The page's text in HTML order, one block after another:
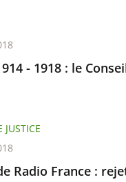
- 1918 : le
Radio France :
JUSTICE